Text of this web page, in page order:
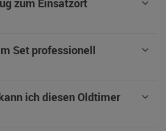
zum Einsatzort
Set professionell
ich diesen Oldtimer